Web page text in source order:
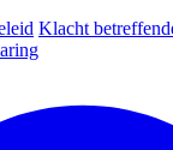
Klacht